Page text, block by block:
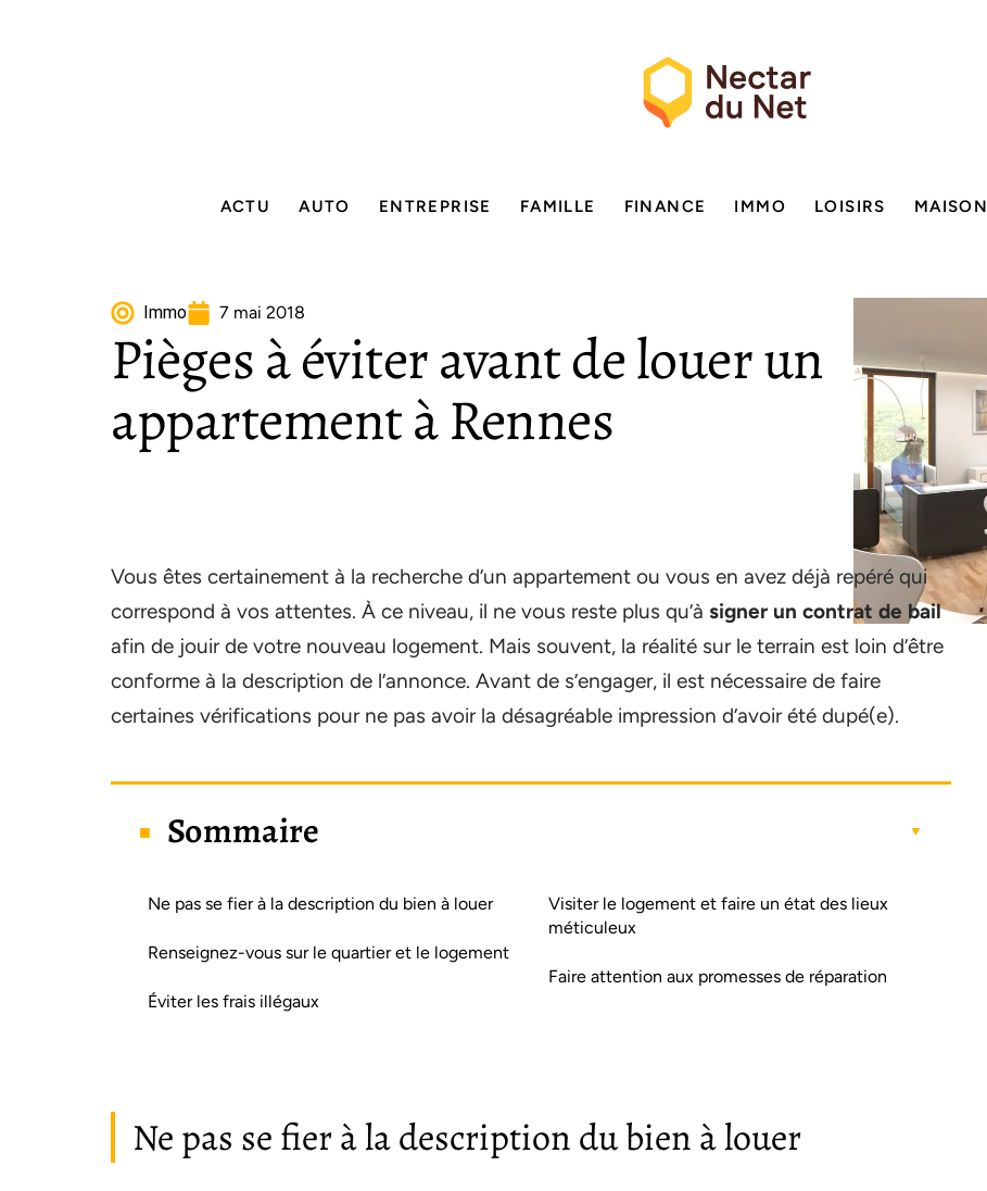
ACTU AUTO ENTREPRISE FAMILLE FINANCE IMMO LOISIRS MAISON
Immo 7 mai 2018
Pièges à éviter avant de louer un
appartement à Rennes
Vous êtes certainement à la recherche d’un appartement ou vous en avez déjà repéré qui
correspond à vos attentes. À ce niveau, il ne vous reste plus qu’à signer un contrat de bail
afin de jouir de votre nouveau logement. Mais souvent, la réalité sur le terrain est loin d’être
conforme à la description de l’annonce. Avant de s’engager, il est nécessaire de faire
certaines vérifications pour ne pas avoir la désagréable impression d’avoir été dupé(e).
Sommaire
Ne pas se fier à la description du bien à louer
Renseignez-vous sur le quartier et le logement
Éviter les frais illégaux
Visiter le logement et faire un état des lieux
méticuleux
Faire attention aux promesses de réparation
Ne pas se fier à la description du bien à louer